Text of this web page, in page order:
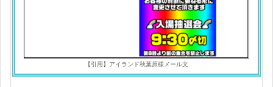
【引用】アイランド秋葉原様メール文